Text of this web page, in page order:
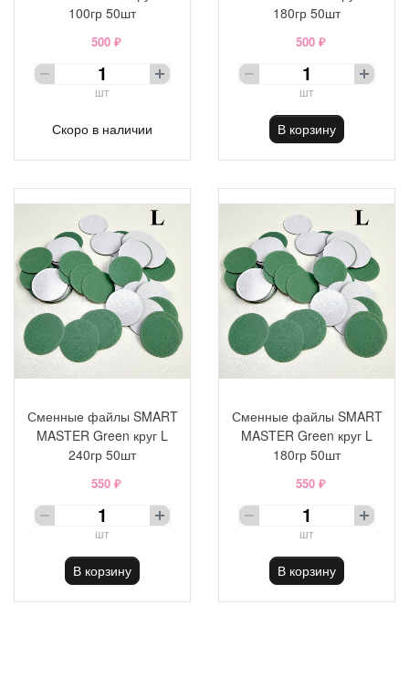
100гр 50шт
500 ₽
шт
Скоро в наличии
180гр 50шт
500 ₽
шт
В корзину
Сменные файлы SMART
MASTER Green круг L
240гр 50шт
550 ₽
шт
В корзину
Сменные файлы SMART
MASTER Green круг L
180гр 50шт
550 ₽
шт
В корзину